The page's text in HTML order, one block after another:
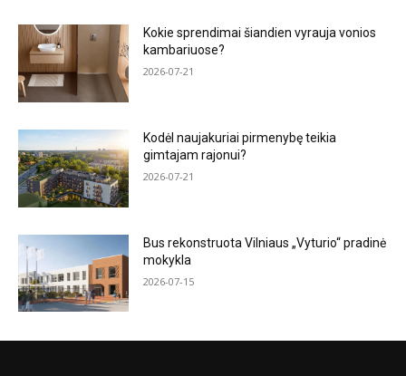
Kokie sprendimai šiandien vyrauja vonios
kambariuose?
2026-07-21
Kodėl naujakuriai pirmenybę teikia
gimtajam rajonui?
2026-07-21
Bus rekonstruota Vilniaus „Vyturio“ pradinė
mokykla
2026-07-15